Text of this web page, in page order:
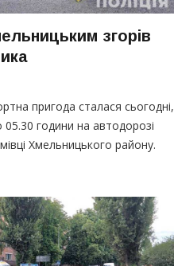
згорів
пригода сталася сьогодні,
години на автодорозі
Хмельницького району.